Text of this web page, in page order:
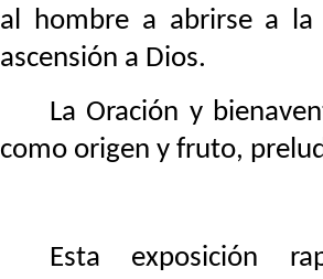
al hombre a abrirse a
ascensión a Dios.
La Oración y
como origen y fruto,
Esta exposición